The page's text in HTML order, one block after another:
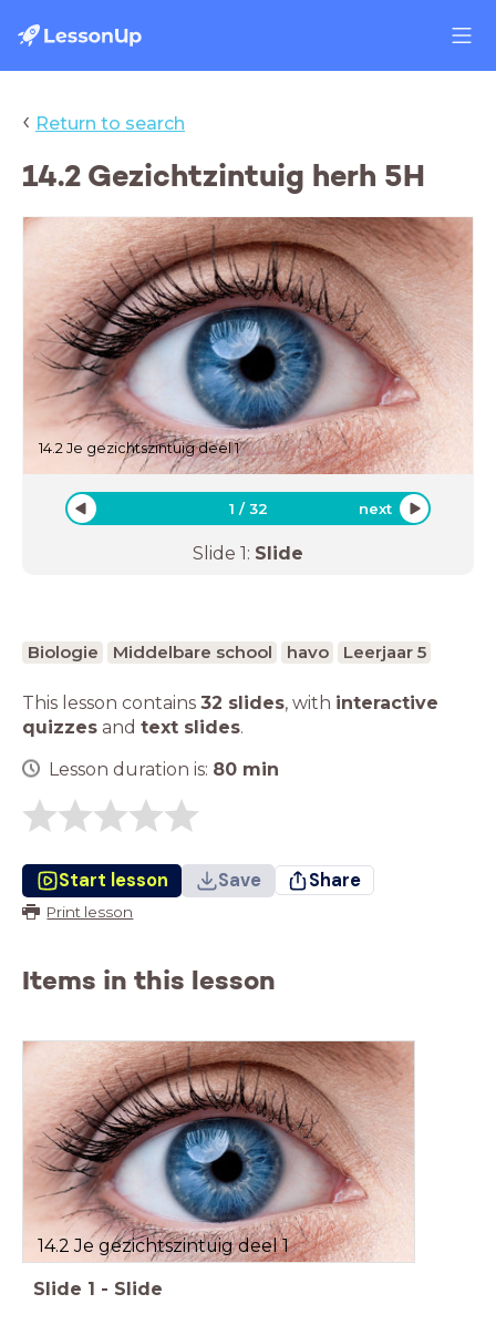
‹ Return to search
14.2 Gezichtzintuig herh 5H
14.2 Je gezichtszintuig deel 1
1 /32 next
Slide 1: Slide
Biologie Middelbare school havo Leerjaar 5
This lesson contains 32 slides, with interactive
quizzes and text slides.
Lesson duration is: 80 min
Start lesson Save Share
Print lesson
Items in this lesson
14.2 Je gezichtszintuig deel 1
Slide 1 - Slide